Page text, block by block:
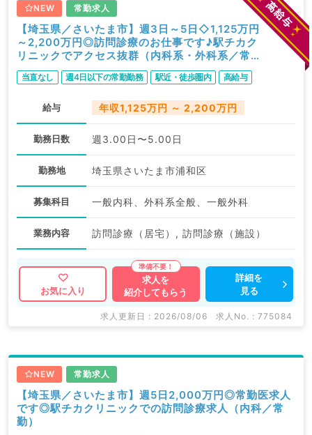
NEW 常勤求人
【埼玉県／さいたま市】週3日～5日◇1,125万円
～2,200万円◎訪問診療のお仕事です♪駅チカク
リニックでアクセス抜群（内科系・外科系／常
勤）
当直なし 週4日以下の常勤勤務 駅近・徒歩圏内 高給与
給与 年収1,125万円 ～ 2,200万円
勤務日数 週3.00日〜5.00日
勤務地 埼玉県さいたま市浦和区
募集科目 一般内科、外科系全般、一般外科
業務内容 訪問診療（居宅）, 訪問診療（施設）
お気に入り
求人を
紹介してもらう
詳細を
見る
求人更新日 : 2026/08/06 求人No. : 775084
NEW 常勤求人
【埼玉県／さいたま市】週5日2,000万円◎常勤医求人
です◎駅チカクリニックでの訪問診療求人（内科／常
勤）